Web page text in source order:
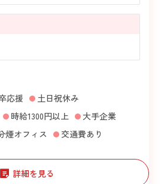
応援
土日祝休み
時給1300円以上
大手企業
煙オフィス 交通費あり
詳細を見る